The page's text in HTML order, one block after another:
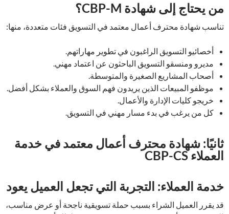
من يحتاج إلى شهادة CBP-M؟
تناسب شهادة محترف أعمال معتمد في التسويق فئات متعددة، منها:
أخصائيو التسويق الراغبون في تطوير مهاراتهم.
مديرو ومنسقو التسويق الباحثون عن اعتماد مهني.
أصحاب المشاريع الصغيرة والمتوسطة.
موظفو المبيعات الذين يريدون فهم السوق والعملاء بشكل أفضل.
خريجو كليات الإدارة والأعمال.
كل من يرغب في بدء مسار مهني في التسويق.
ثانيًا: شهادة محترف أعمال معتمد في خدمة
العملاء CBP-CS
خدمة العملاء: التجربة التي تجعل العميل يعود
قد يقرر العميل الشراء بسبب حملة تسويقية ناجحة أو عرض مناسب،